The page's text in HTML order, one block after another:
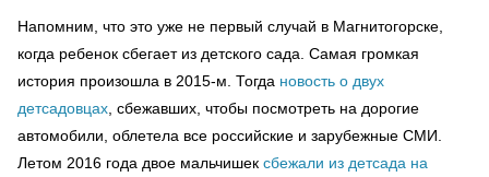
Напомним, что это уже не первый случай в Магнитогорске,
когда ребенок сбегает из детского сада. Самая громкая
история произошла в 2015-м. Тогда новость о двух
детсадовцах , сбежавших, чтобы посмотреть на дорогие
автомобили, облетела все российские и зарубежные СМИ.
Летом 2016 года двое мальчишек сбежали из детсада на